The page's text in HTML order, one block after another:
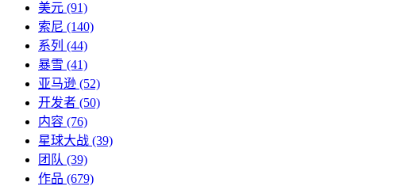
美元 (91)
索尼 (140)
系列 (44)
暴雪 (41)
亚马逊 (52)
开发者 (50)
内容 (76)
星球大战 (39)
团队 (39)
作品 (679)